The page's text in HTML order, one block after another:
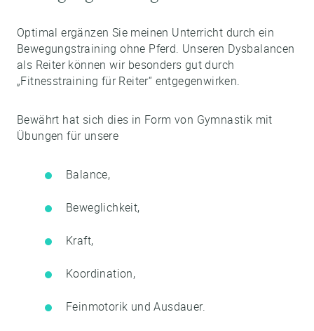
Optimal ergänzen Sie meinen Unterricht durch ein
Bewegungstraining ohne Pferd. Unseren Dysbalancen
als Reiter können wir besonders gut durch
„Fitnesstraining für Reiter“ entgegenwirken.
Bewährt hat sich dies in Form von Gymnastik mit
Übungen für unsere
Balance,
Beweglichkeit,
Kraft,
Koordination,
Feinmotorik und Ausdauer.